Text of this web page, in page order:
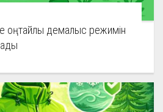
оңтайлы демалыс режимін